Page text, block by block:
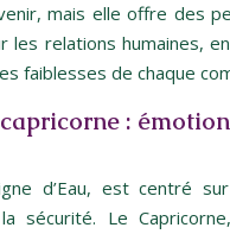
mais elle offre des
les relations humaines,
faiblesses de chaque
:
d’Eau, est centré
sécurité. Le